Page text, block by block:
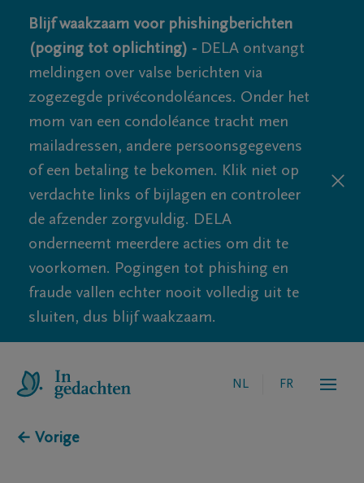
Blijf waakzaam voor phishingberichten
(poging tot oplichting) - DELA ontvangt
meldingen over valse berichten via
zogezegde privécondoléances. Onder het
mom van een condoléance tracht men
mailadressen, andere persoonsgegevens
of een betaling te bekomen. Klik niet op
verdachte links of bijlagen en controleer
de afzender zorgvuldig. DELA
onderneemt meerdere acties om dit te
voorkomen. Pogingen tot phishing en
fraude vallen echter nooit volledig uit te
sluiten, dus blijf waakzaam.
NL FR
← Vorige